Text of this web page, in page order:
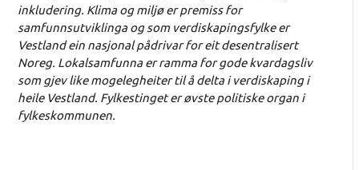
inkludering. Klima og miljø er premiss for
samfunnsutviklinga og som verdiskapingsfylke er
Vestland ein nasjonal pådrivar for eit desentralisert
Noreg. Lokalsamfunna er ramma for gode kvardagsliv
som gjev like mogelegheiter til å delta i verdiskaping i
heile Vestland. Fylkestinget er øvste politiske organ i
fylkeskommunen.